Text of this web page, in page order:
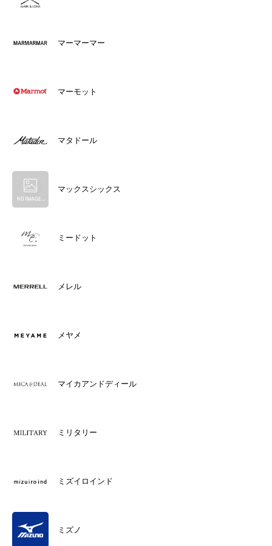
マーマーマー
マーモット
マタドール
マックスシックス
ミードット
メレル
メヤメ
マイカアンドディール
ミリタリー
ミズイロインド
ミズノ